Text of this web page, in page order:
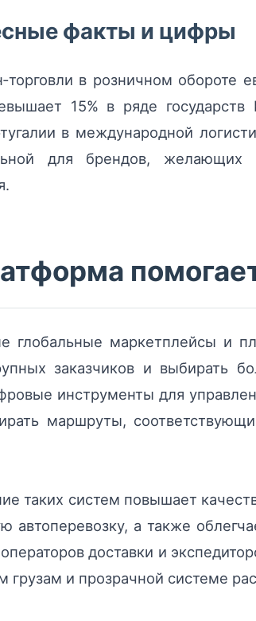
факты и цифры
в розничном обороте
15% в ряде
в международной
для брендов,
глобальные маркетплейсы и
заказчиков и выбирать
инструменты для
маршруты,
таких систем повышает
автоперевозку, а также
доставки и
грузам и прозрачной системе